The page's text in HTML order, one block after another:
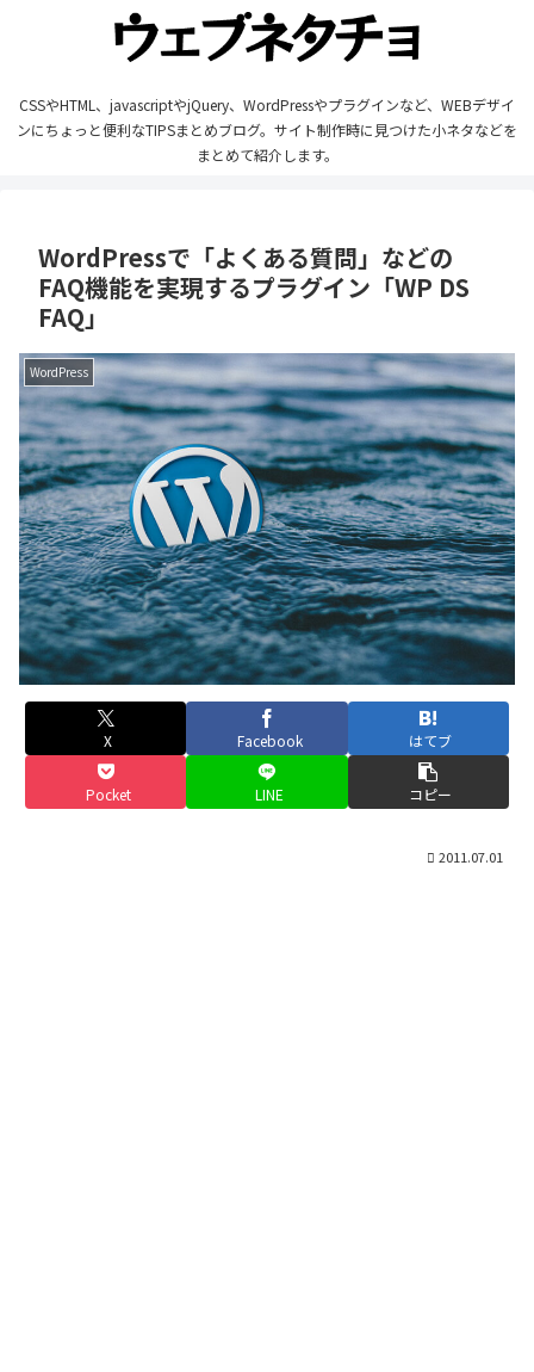
CSSやHTML、javascriptやjQuery、WordPressやプラグインなど、WEBデザイ
ンにちょっと便利なTIPSまとめブログ。サイト制作時に見つけた小ネタなどを
まとめて紹介します。
WordPressで「よくある質問」などの
FAQ機能を実現するプラグイン「WP DS
FAQ」
WordPress
X Facebook はてブ
Pocket LINE コピー
2011.07.01